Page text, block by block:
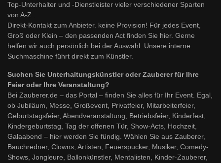
Top-Unterhalter und -Dienstleister vieler verschiedener Sparten
von A-Z .
Direkt-Kontakt zum Anbieter. keine Provision! Für jedes Event,
Groß oder Klein – den passenden Act finden Sie hier. Gerne
helfen wir auch persönlich bei der Auswahl. Unsere interne
Suchmaschine führt direkt zum Künstler.
Suchen Sie Unterhaltungskünstler oder Zauberer für Ihre
Feier oder Ihre Veranstaltung?
Bei Zauberer.de – das Portal – finden Sie alles für Ihr Event. Egal,
ob Jubiläum, Messe, Großevent, Privatfeier, Mitarbeiterfeier,
Geburtstagsfeier, Abendveranstaltung, Betriebsfeier, Kinderfest,
Kindergeburtstag, Tag der offenen Tür, Show-Acts, Hochzeit,
Galaabend – hier werden Sie fündig. Wählen Sie aus Zauberer,
Bauchredner, Clowns, Artisten, Feuerspucker, Musiker, Comedy-
Shows, Jongleure, Ballonkünstler, Mentalisten, Kinder-Zauberer,